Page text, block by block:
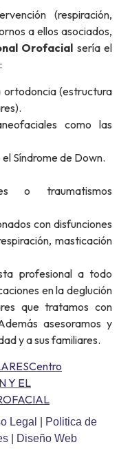
(respiración,
a ellos asociados,
Orofacial sería el
ortodoncia (estructura
como las
Síndrome de Down.
o traumatismos
con disfunciones
masticación
profesional a todo
en la deglución
que tratamos con
asesoramos y
y a sus familiares.
Centro
Y EL
Legal
Politica de
Diseño Web